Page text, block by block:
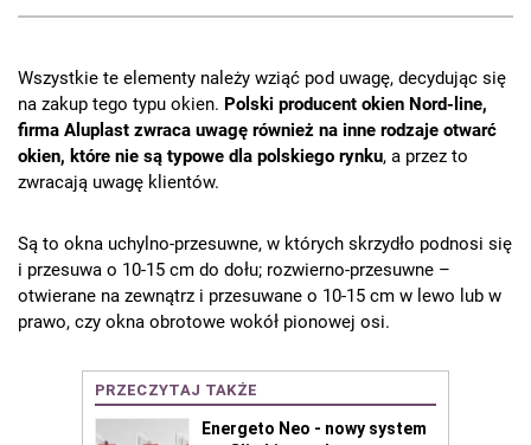
Wszystkie te elementy należy wziąć pod uwagę, decydując się
na zakup tego typu okien. Polski producent okien Nord-line,
firma Aluplast zwraca uwagę również na inne rodzaje otwarć
okien, które nie są typowe dla polskiego rynku, a przez to
zwracają uwagę klientów.
Są to okna uchylno-przesuwne, w których skrzydło podnosi się
i przesuwa o 10-15 cm do dołu; rozwierno-przesuwne –
otwierane na zewnątrz i przesuwane o 10-15 cm w lewo lub w
prawo, czy okna obrotowe wokół pionowej osi.